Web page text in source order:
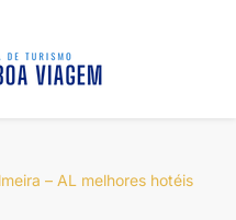
– AL melhores hotéis